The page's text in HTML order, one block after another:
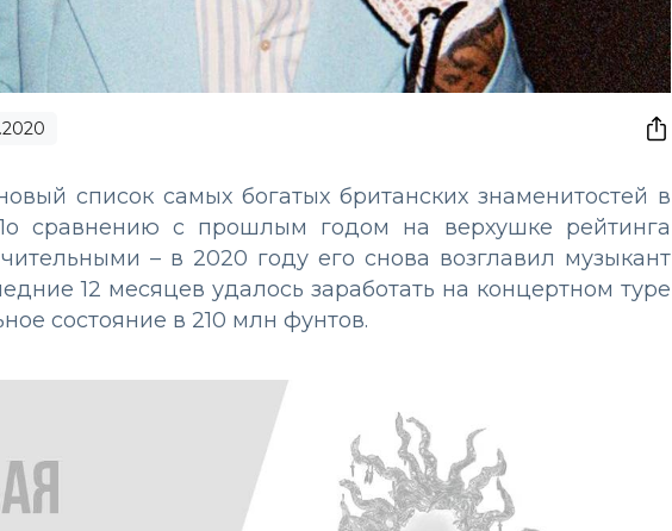
список самых богатых британских знаменитостей в
сравнению с прошлым годом на верхушке рейтинга
– в 2020 году его снова возглавил музыкант
12 месяцев удалось заработать на концертном туре
состояние в 210 млн фунтов.